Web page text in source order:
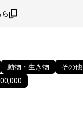
動物・生き物 その他